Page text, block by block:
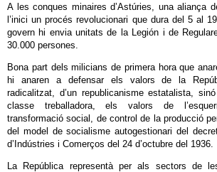
A les conques minaires d’Astúries, una aliança
l’inici un procés revolucionari que dura del 5 al
govern hi envia unitats de la Legión i de
30.000 persones.
Bona part dels milicians de primera hora que
hi anaren a defensar els valors de la
radicalitzat, d’un republicanisme estatalista,
classe treballadora, els valors de
transformació social, de control de la producció
del model de socialisme autogestionari del
d’Indústries i Comerços del 24 d’octubre del 1936.
La República representà per als sectors de